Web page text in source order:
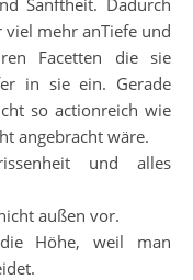
Sanftheit. Dadurch
viel mehr anTiefe und
Facetten die sie
in sie ein. Gerade
so actionreich wie
angebracht wäre.
und alles
außen vor.
Höhe, weil man